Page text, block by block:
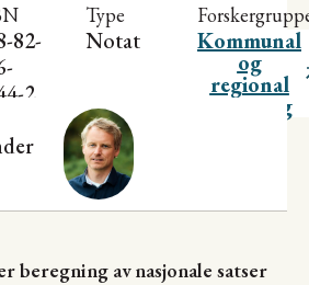
82-
2
Type
Notat Kommunal
og
regional
utvikling
beregning av nasjonale satser